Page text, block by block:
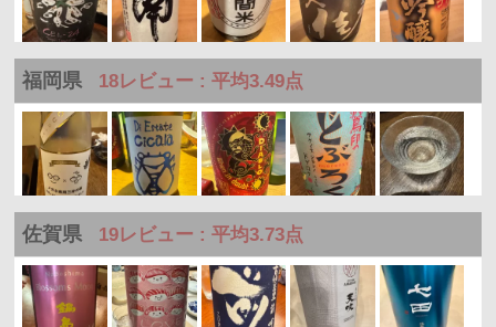
福岡県 18レビュー : 平均3.49点
佐賀県 19レビュー : 平均3.73点